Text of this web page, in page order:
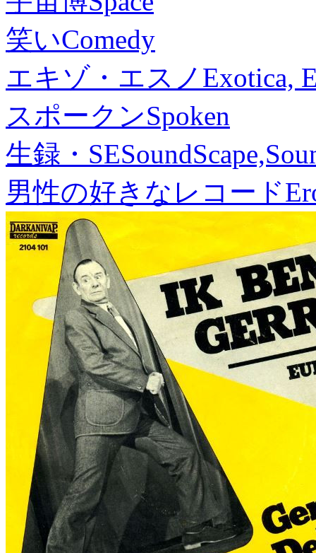
笑いComedy
エキゾ・エスノ Exotica,
スポークンSpoken
生録・SE
男性の好きなレコード